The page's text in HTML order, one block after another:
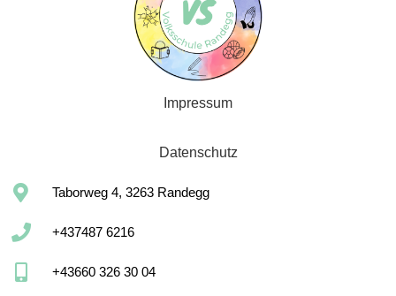
Impressum
Datenschutz
Taborweg 4, 3263 Randegg
+437487 6216
+43660 326 30 04